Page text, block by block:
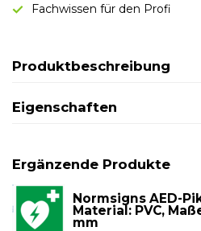
Fachwissen für den Profi
Produktbeschreibung
Eigenschaften
Ergänzende Produkte
Normsigns AED-
Material: PVC,
mm